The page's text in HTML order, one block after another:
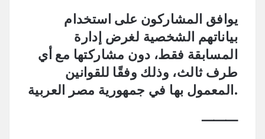
يوافق المشاركون على استخدام
بياناتهم الشخصية لغرض إدارة
المسابقة فقط، دون مشاركتها مع أي
طرف ثالث، وذلك وفقًا للقوانين
المعمول بها في جمهورية مصر العربية.
⸻